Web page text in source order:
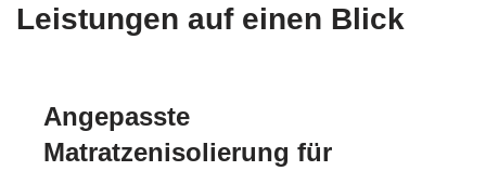
Leistungen auf einen Blick
Angepasste
Matratzenisolierung für